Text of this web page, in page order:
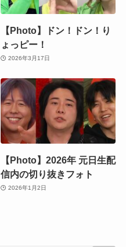
【Photo】ドン！ドン！り
ょっピー！
2026年3月17日
【Photo】2026年 元日生配
信内の切り抜きフォト
2026年1月2日